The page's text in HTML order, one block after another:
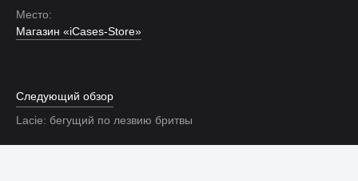
Место:
Магазин «iCases-Store»
Следующий обзор
Lacie: бегущий по лезвию бритвы